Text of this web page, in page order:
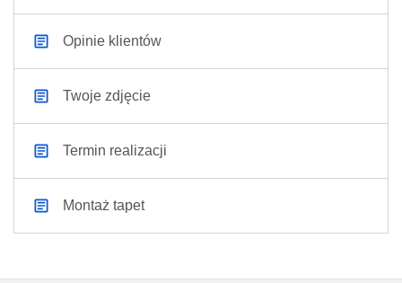
Opinie klientów
Twoje zdjęcie
Termin realizacji
Montaż tapet